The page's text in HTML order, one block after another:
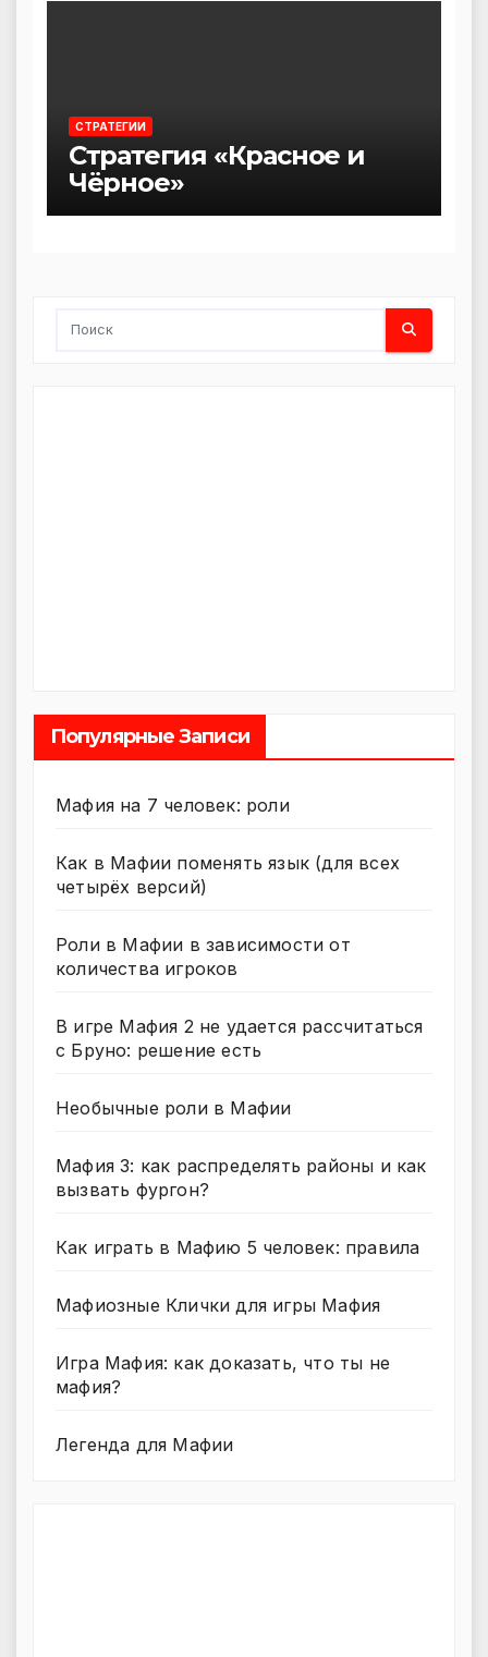
СТРАТЕГИИ
Стратегия «Красное и
Чёрное»
Популярные Записи
Мафия на 7 человек: роли
Как в Мафии поменять язык (для всех
четырёх версий)
Роли в Мафии в зависимости от
количества игроков
В игре Мафия 2 не удается рассчитаться
с Бруно: решение есть
Необычные роли в Мафии
Мафия 3: как распределять районы и как
вызвать фургон?
Как играть в Мафию 5 человек: правила
Мафиозные Клички для игры Мафия
Игра Мафия: как доказать, что ты не
мафия?
Легенда для Мафии